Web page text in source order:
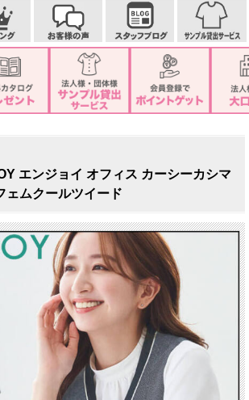
エンジョイ オフィス カーシーカシマ
ェムクールツイード